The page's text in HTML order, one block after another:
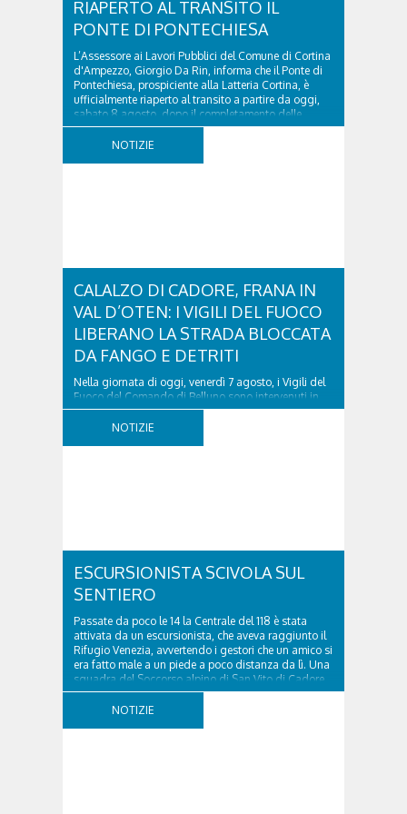
RIAPERTO AL TRANSITO IL
PONTE DI PONTECHIESA
L’Assessore ai Lavori Pubblici del Comune di Cortina
d'Ampezzo, Giorgio Da Rin, informa che il Ponte di
Pontechiesa, prospiciente alla Latteria Cortina, è
ufficialmente riaperto al transito a partire da oggi,
sabato 8 agosto, dopo il completamento delle
verifiche e il positivo collaudo...
NOTIZIE
CALALZO DI CADORE, FRANA IN
VAL D’OTEN: I VIGILI DEL FUOCO
LIBERANO LA STRADA BLOCCATA
DA FANGO E DETRITI
Nella giornata di oggi, venerdì 7 agosto, i Vigili del
Fuoco del Comando di Belluno sono intervenuti in
località Diassa, in Val d’Oten, nel comune di Calalzo
di Cadore, per liberare una strada rimasta bloccata
NOTIZIE
ESCURSIONISTA SCIVOLA SUL
SENTIERO
Passate da poco le 14 la Centrale del 118 è stata
attivata da un escursionista, che aveva raggiunto il
Rifugio Venezia, avvertendo i gestori che un amico si
era fatto male a un piede a poco distanza da lì. Una
squadra del Soccorso alpino di San Vito di Cadore
ha quindi raggiunto l'infortunato...
NOTIZIE